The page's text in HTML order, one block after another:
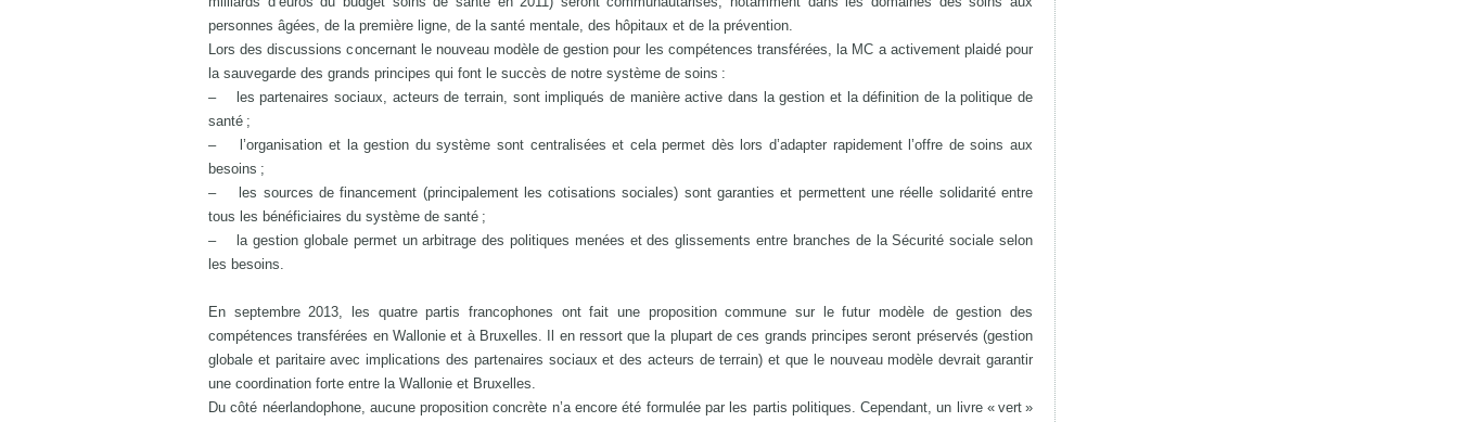
personnes âgées, de la première ligne, de la santé mentale, des hôpitaux et de la prévention.
Lors des discussions concernant le nouveau modèle de gestion pour les compétences transférées, la MC a activement plaidé pour
la sauvegarde des grands principes qui font le succès de notre système de soins :
– les partenaires sociaux, acteurs de terrain, sont impliqués de manière active dans la gestion et la définition de la politique de
santé ;
– l’organisation et la gestion du système sont centralisées et cela permet dès lors d’adapter rapidement l’offre de soins aux
besoins ;
– les sources de financement (principalement les cotisations sociales) sont garanties et permettent une réelle solidarité entre
tous les bénéficiaires du système de santé ;
– la gestion globale permet un arbitrage des politiques menées et des glissements entre branches de la Sécurité sociale selon
les besoins.
En septembre 2013, les quatre partis francophones ont fait une proposition commune sur le futur modèle de gestion des
compétences transférées en Wallonie et à Bruxelles. Il en ressort que la plupart de ces grands principes seront préservés (gestion
globale et paritaire avec implications des partenaires sociaux et des acteurs de terrain) et que le nouveau modèle devrait garantir
une coordination forte entre la Wallonie et Bruxelles.
Du côté néerlandophone, aucune proposition concrète n’a encore été formulée par les partis politiques. Cependant, un livre « vert »